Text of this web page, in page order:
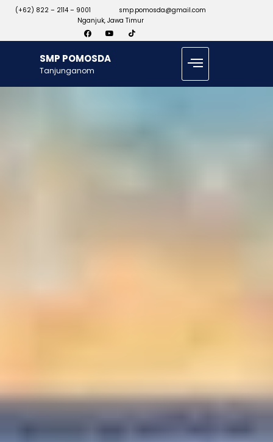
(+62) 822 – 2114 – 9001
smp.pomosda@gmail.com
Nganjuk, Jawa Timur
SMP POMOSDA
Tanjunganom